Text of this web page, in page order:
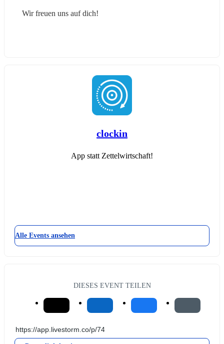
Wir freuen uns auf dich!
clockin
App statt Zettelwirtschaft!
Alle Events ansehen
DIESES EVENT TEILEN